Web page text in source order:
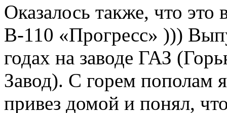
Оказалось также, что
В-110 «Прогресс» )))
годах на заводе ГАЗ
Завод). С горем пополам
привез домой и понял,